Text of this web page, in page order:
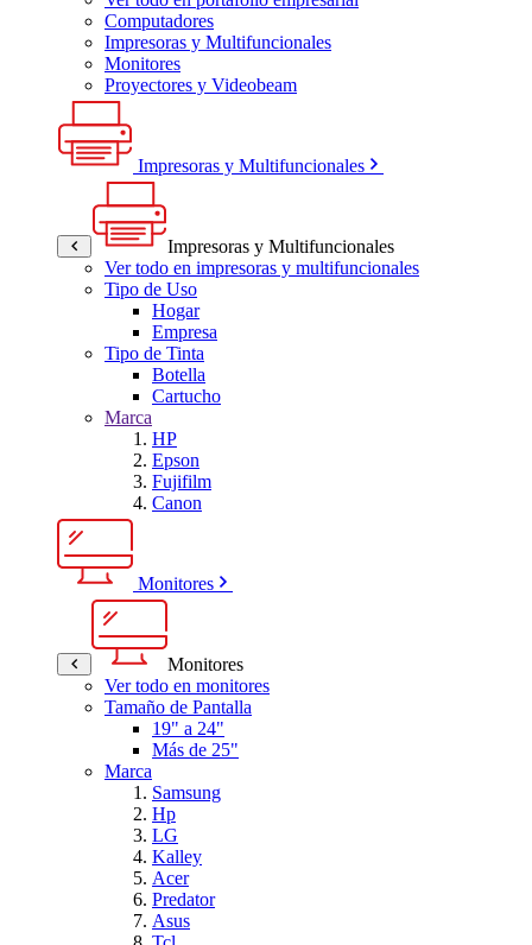
Computadores
Impresoras y Multifuncionales
Monitores
Proyectores y Videobeam
Impresoras y Multifuncionales
Impresoras y Multifuncionales
Ver todo en impresoras y multifuncionales
Tipo de Uso
Hogar
Empresa
Tipo de Tinta
Botella
Cartucho
Marca
HP
Epson
Fujifilm
Canon
Monitores
Monitores
Ver todo en monitores
Tamaño de Pantalla
19" a 24"
Más de 25"
Marca
Samsung
Hp
LG
Kalley
Acer
Predator
Asus